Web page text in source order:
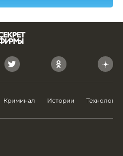
Криминал Истории Технологии